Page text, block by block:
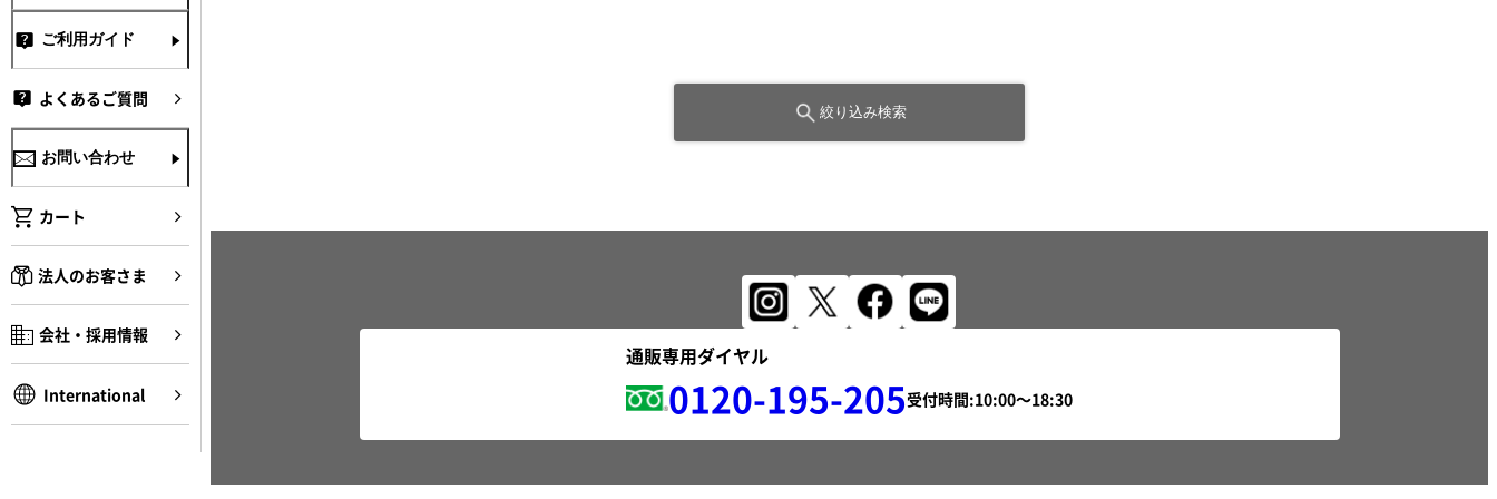
ご利用ガイド
よくあるご質問
お問い合わせ
カート
法人のお客さま
会社・採用情報
International
絞り込み検索
通販専用ダイヤル
0120-195-205受付時間: